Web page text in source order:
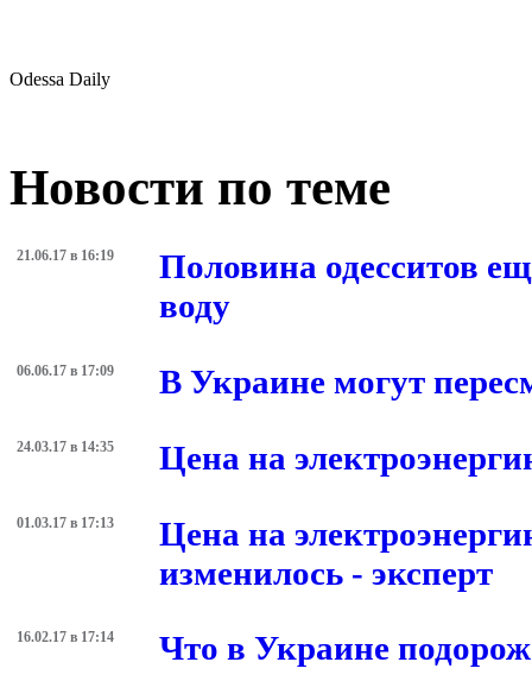
Odessa Daily
Новости по теме
21.06.17 в 16:19
Половина одесситов
воду
06.06.17 в 17:09 В Украине могут
24.03.17 в 14:35 Цена на
01.03.17 в 17:13
Цена на
изменилось - эксперт
16.02.17 в 17:14 Что в Украине